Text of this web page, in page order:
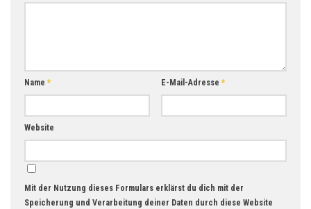
Name* E-Mail-Adresse*
Website
Mit der Nutzung dieses Formulars erklärst du dich mit der
Speicherung und Verarbeitung deiner Daten durch diese Website